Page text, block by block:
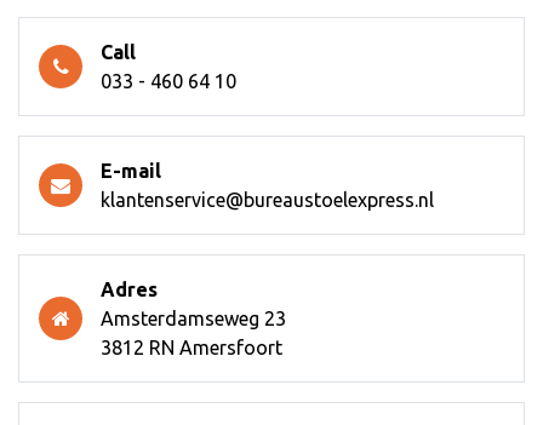
Call
033 - 460 64 10
E-mail
klantenservice@bureaustoelexpress.nl
Adres
Amsterdamseweg 23
3812 RN Amersfoort